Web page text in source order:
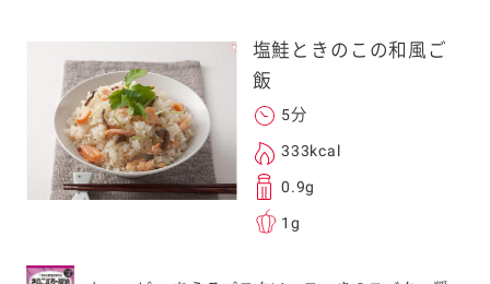
塩鮭ときのこの和風ご
飯
5分
333kcal
0.9g
1g